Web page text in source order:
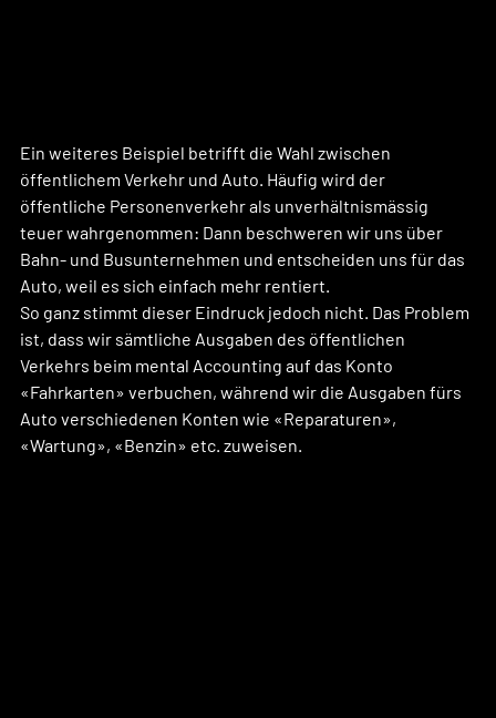
Ein weiteres Beispiel betrifft die Wahl zwischen
öffentlichem Verkehr und Auto. Häufig wird der
öffentliche Personenverkehr als unverhältnismässig
teuer wahrgenommen: Dann beschweren wir uns über
Bahn- und Busunternehmen und entscheiden uns für das
Auto, weil es sich einfach mehr rentiert.
So ganz stimmt dieser Eindruck jedoch nicht. Das Problem
ist, dass wir sämtliche Ausgaben des öffentlichen
Verkehrs beim mental Accounting auf das Konto
«Fahrkarten» verbuchen, während wir die Ausgaben fürs
Auto verschiedenen Konten wie «Reparaturen»,
«Wartung», «Benzin» etc. zuweisen.